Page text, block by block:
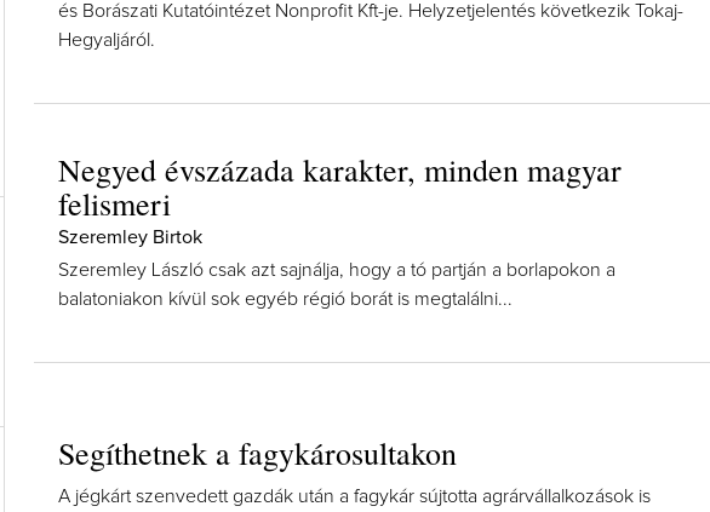
és Borászati Kutatóintézet Nonprofit Kft-je. Helyzetjelentés következik Tokaj-
Hegyaljáról.
Negyed évszázada karakter, minden magyar
felismeri
Szeremley Birtok
Szeremley László csak azt sajnálja, hogy a tó partján a borlapokon a
balatoniakon kívül sok egyéb régió borát is megtalálni...
Segíthetnek a fagykárosultakon
A jégkárt szenvedett gazdák után a fagykár sújtotta agrárvállalkozások is